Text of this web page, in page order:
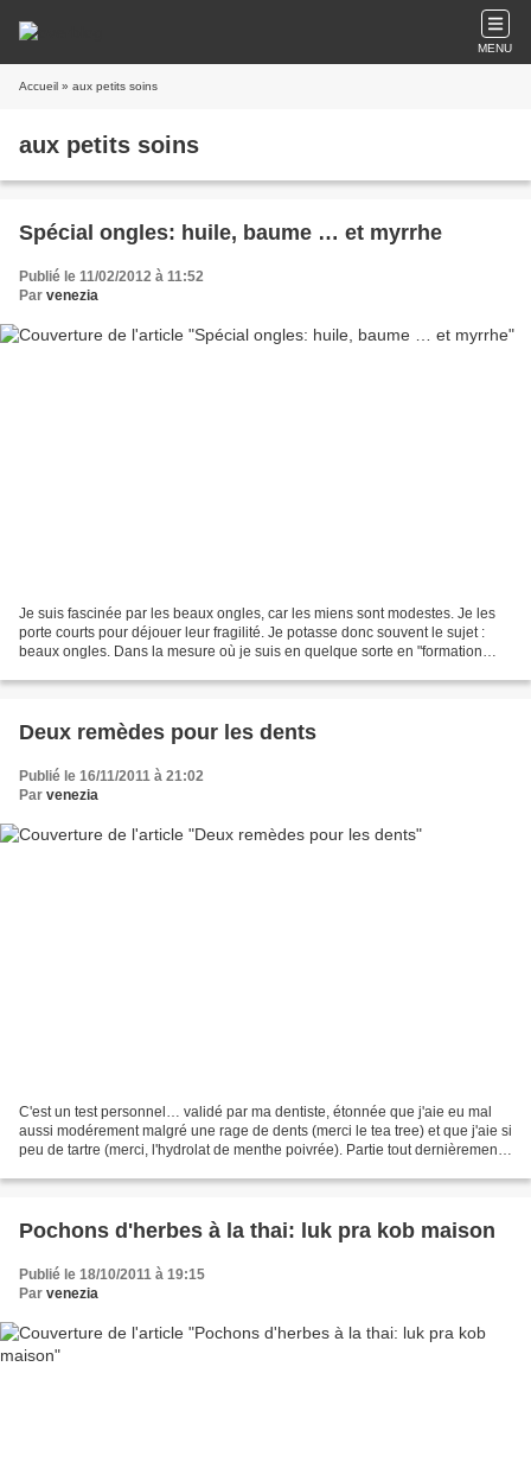
MENU
Accueil » aux petits soins
aux petits soins
Spécial ongles: huile, baume … et myrrhe
Publié le 11/02/2012 à 11:52
Par venezia
Je suis fascinée par les beaux ongles, car les miens sont modestes. Je les
porte courts pour déjouer leur fragilité. Je potasse donc souvent le sujet :
beaux ongles. Dans la mesure où je suis en quelque sorte en "formation
Deux remèdes pour les dents
Publié le 16/11/2011 à 21:02
Par venezia
C'est un test personnel… validé par ma dentiste, étonnée que j'aie eu mal
aussi modérement malgré une rage de dents (merci le tea tree) et que j'aie si
peu de tartre (merci, l'hydrolat de menthe poivrée). Partie tout dernièrement
Pochons d'herbes à la thai: luk pra kob maison
Publié le 18/10/2011 à 19:15
Par venezia